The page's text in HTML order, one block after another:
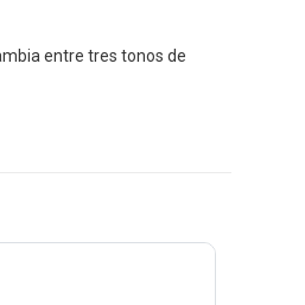
entre tres tonos de